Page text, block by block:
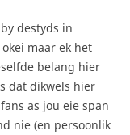
destyds in
maar ek het
belang hier
dat dikwels hier
as jou eie span
nie (en persoonlik